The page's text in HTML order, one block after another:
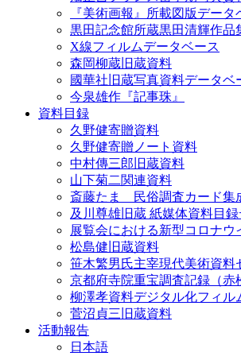
『美術画報』所載図版データ
黒田記念館所蔵黒田清輝作品
X線フィルムデータベース
森岡柳蔵旧蔵資料
國華社旧蔵写真資料データベ
今泉雄作『記事珠』
資料目録
久野健寄贈資料
久野健寄贈ノート資料
中村傳三郎旧蔵資料
山下菊二関連資料
斎藤たま 民俗調査カード集
及川尊雄旧蔵 紙媒体資料目
展覧会における新型コロナ
松島健旧蔵資料
笹木繁男氏主宰現代美術資料
京都府寺院重宝調査記録（赤
柳澤孝資料デジタル化フィル
菅沼貞三旧蔵資料
活動報告
日本語